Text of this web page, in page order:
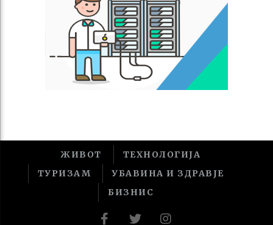
ЖИВОТ
ТЕХНОЛОГИЈА
ТУРИЗАМ
УБАВИНА И ЗДРАВЈЕ
БИЗНИС